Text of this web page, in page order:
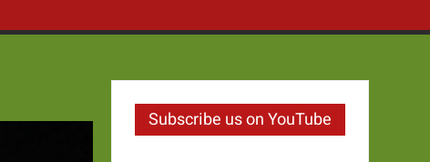
Subscribe us on YouTube